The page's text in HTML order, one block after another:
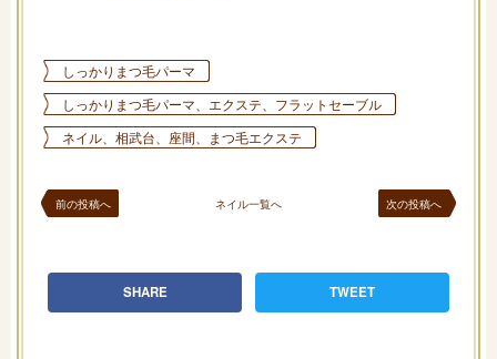
しっかりまつ毛パーマ
しっかりまつ毛パーマ、エクステ、フラットセーブル
ネイル、相武台、座間、まつ毛エクステ
前の投稿へ ネイル一覧へ 次の投稿へ
SHARE TWEET